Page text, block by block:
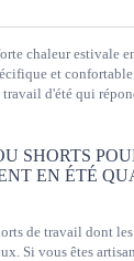
chaleur estivale
et
travail d'été qui
SHORTS
EN ÉTÉ
de travail dont
Si vous êtes